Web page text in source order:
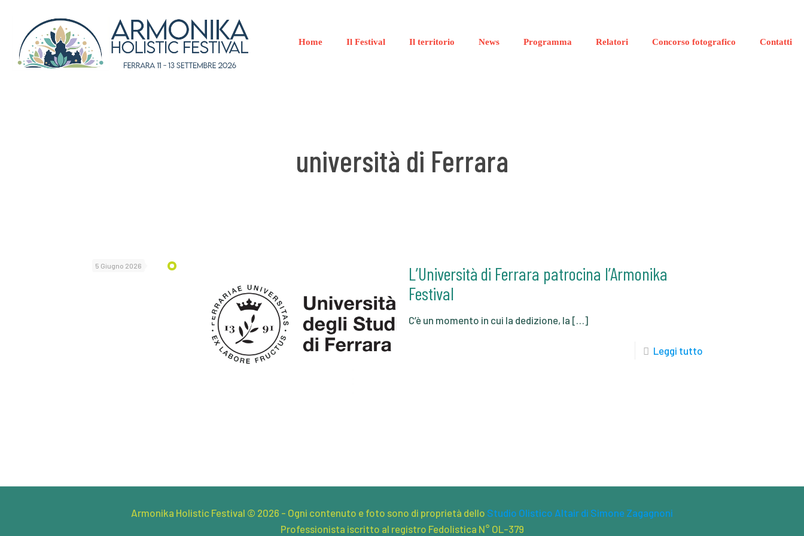
Home Il Festival Il territorio News Programma Relatori Concorso fotografico Contatti
università di Ferrara
5 Giugno 2026
L’Università di Ferrara patrocina l’Armonika
Festival
C’è un momento in cui la dedizione, la […]
Leggi tutto
Armonika Holistic Festival © 2026 - Ogni contenuto e foto sono di proprietà dello Studio Olistico Altair di Simone Zagagnoni
Professionista iscritto al registro Fedolistica N° OL-379